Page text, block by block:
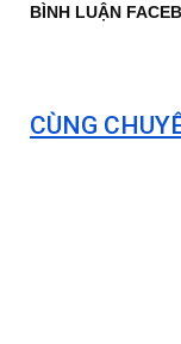
BÌNH LUẬN
CÙNG